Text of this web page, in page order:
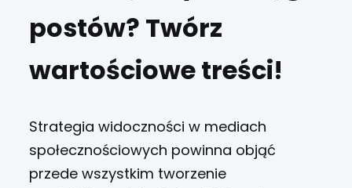
postów? Twórz
wartościowe treści!
Strategia widoczności w mediach
społecznościowych powinna objąć
przede wszystkim tworzenie